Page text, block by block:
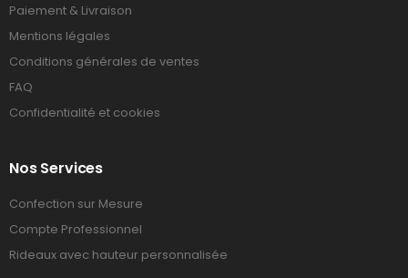
Paiement & Livraison
Mentions légales
Conditions générales de ventes
FAQ
Confidentialité et cookies
Nos Services
Confection sur Mesure
Compte Professionnel
Rideaux avec hauteur personnalisée